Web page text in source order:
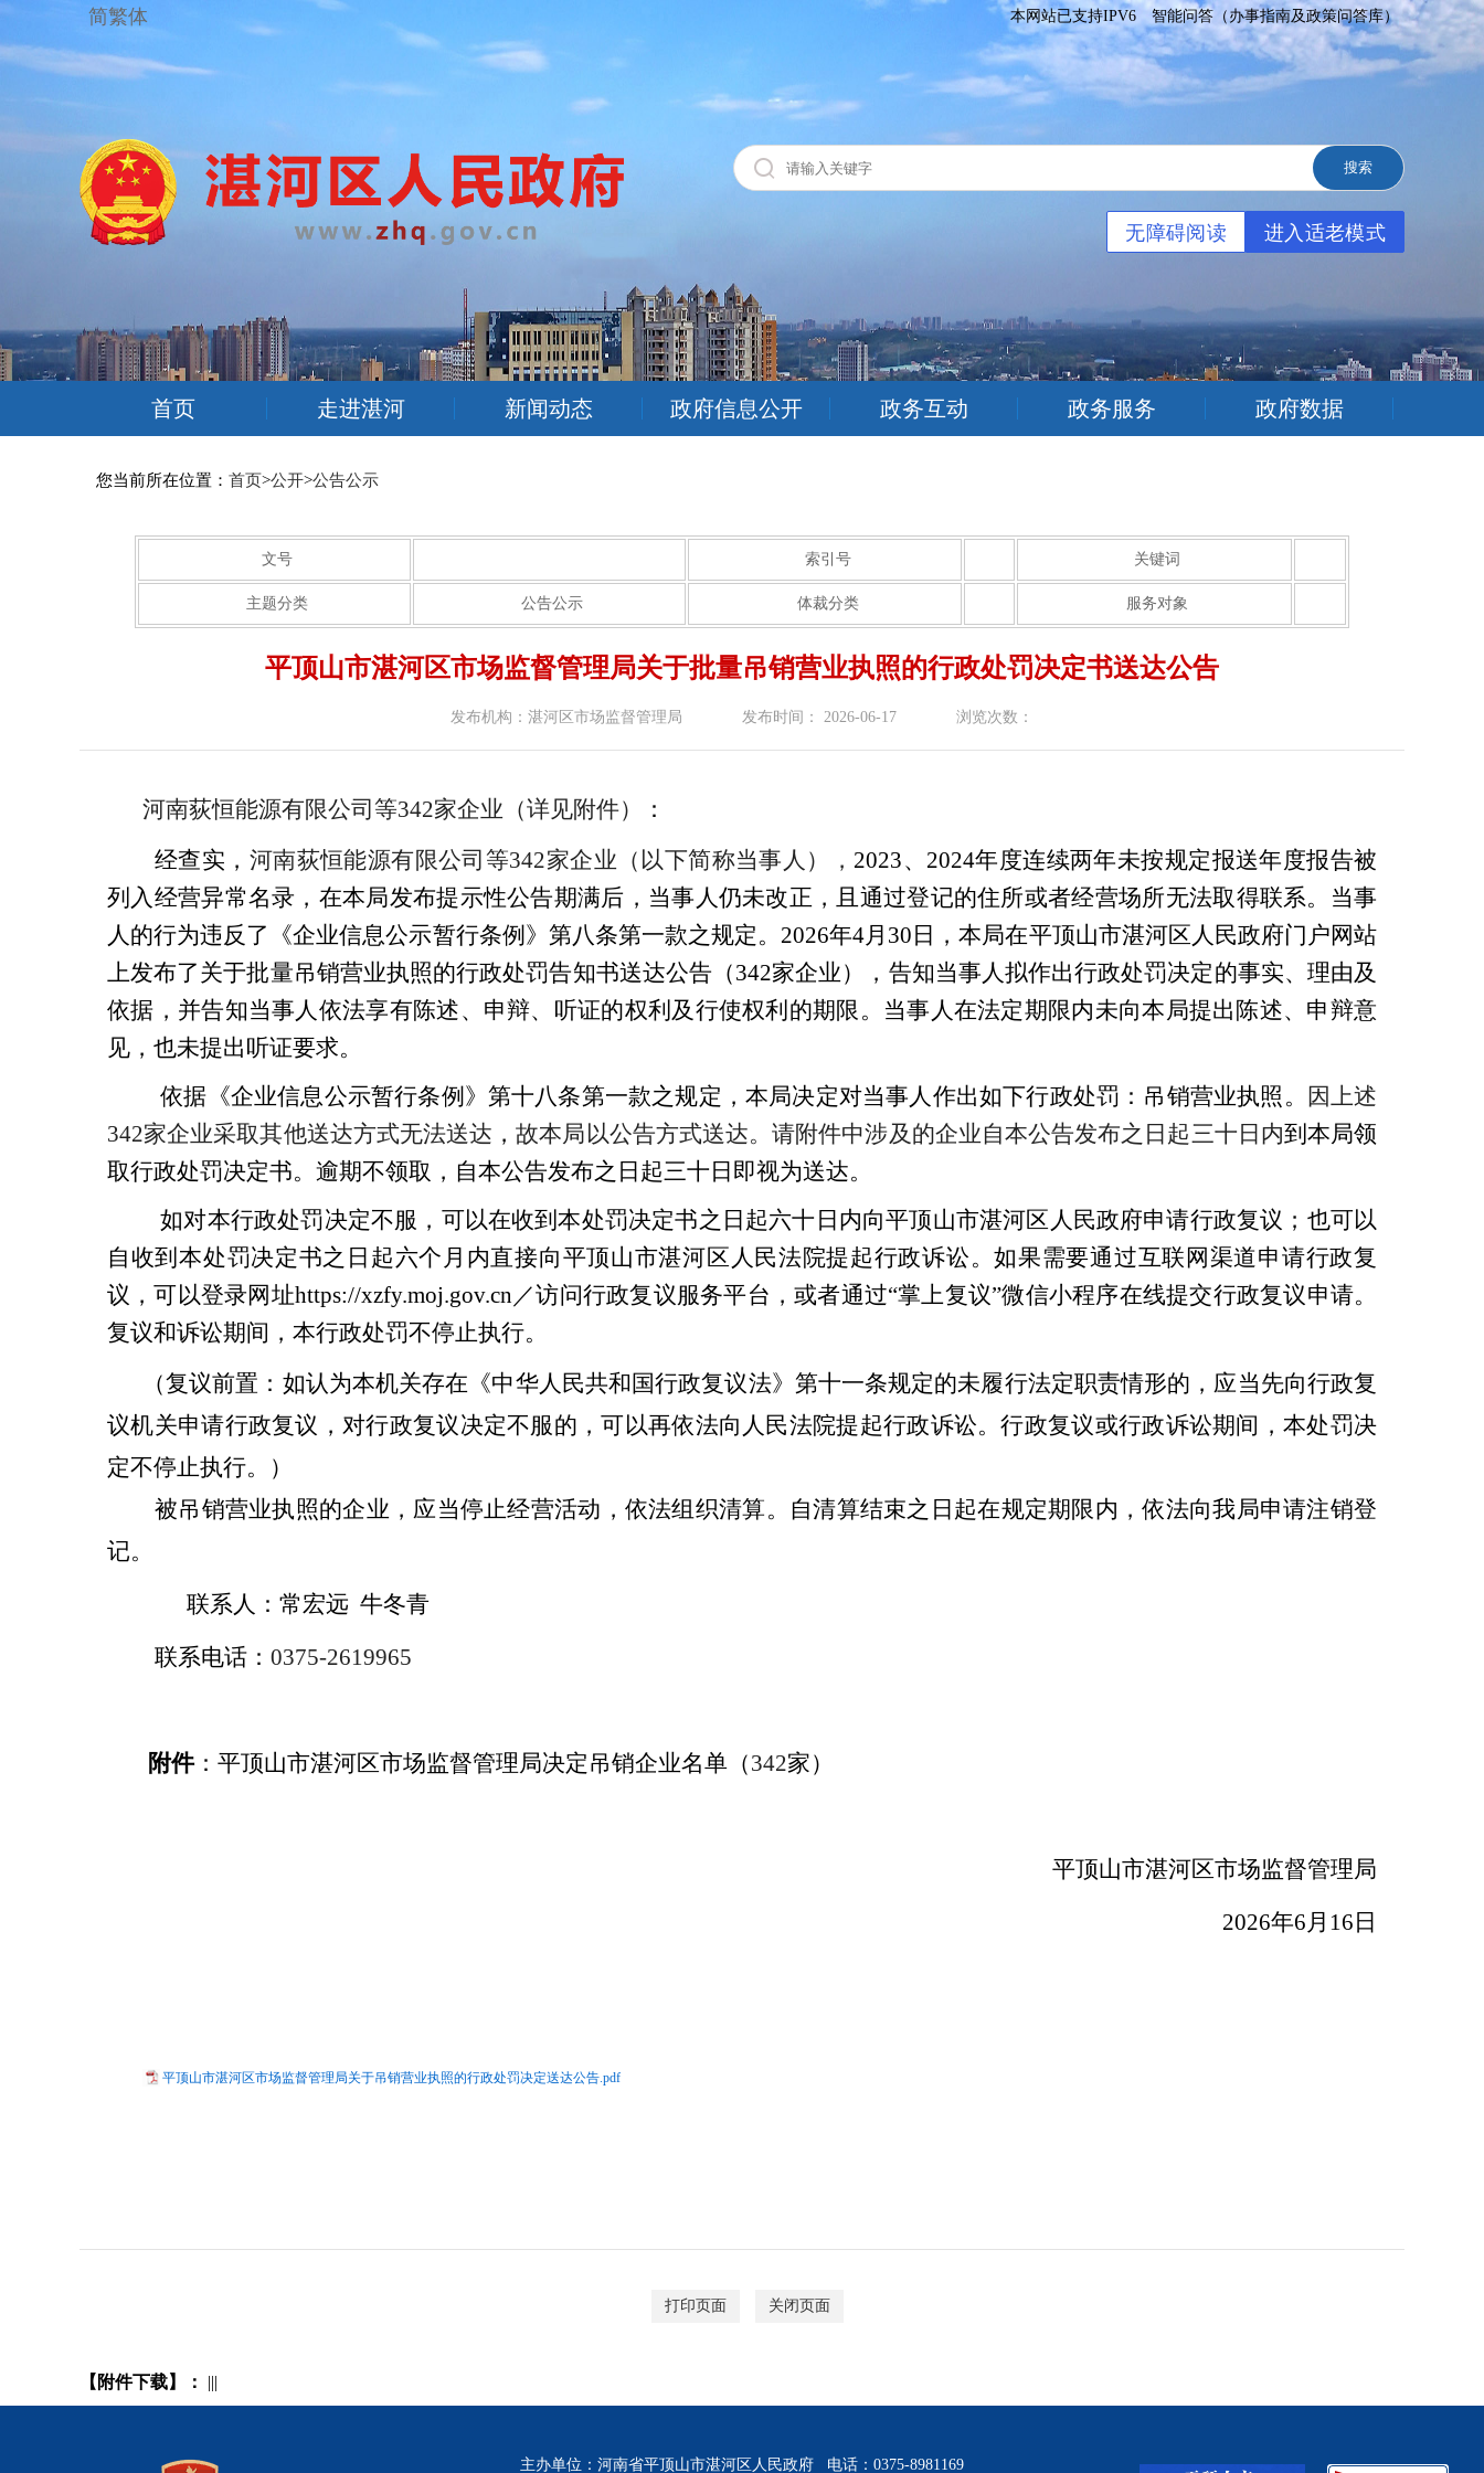
简繁体 本网站已支持IPV6 智能问答（办事指南及政策问答库）
进入适老模式
无障碍阅读
首页 走进湛河 新闻动态 政府信息公开 政务互动 政务服务 政府数据
您当前所在位置： 首页>公开>公告公示
文号 索引号 关键词
主题分类 公告公示 体裁分类 服务对象
平顶山市湛河区市场监督管理局关于批量吊销营业执照的行政处罚决定书送达公告
发布机构：湛河区市场监督管理局 发布时间： 2026-06-17 浏览次数：
河南荻恒能源有限公司 等342家企业 （详见附件）
：
经查实， 河南荻恒能源有限公司 等342家企业（以下简称当事人） ， 2023、 2024年度连续两年未按规定报送年度报告被
列入经营异常名录 ， 在本局发布提示性公告期满后，当事人仍未改正，且通过登记的住所或者经营场所无法取得联系。 当事
人的行为违反了
《企业信息公示暂行条例》第八条第一款之规定。 2026年4月 30 日 ，本局在平顶山市湛河区人民政府门户网站
上发布了关于批量吊销营业执照的行政处罚告知书送达公告（342家企业）， 告知当事人拟作出行政处罚决定的事实、理由及
依据，并告知当事人依法享有陈述、申辩、听证的权利及行使权利的期限。当事人在法定期限内未向本局提出陈述、申辩意
见，也未提出听证要求。
依据 《企业信息公示暂行条例》第十八条第一款之规定，本局决定对当事人作出如下行政处罚 ： 吊销营业执照 。
因上述
342家企业采取其他送达方式无法送达 ，故本局以公告方式送达。请附件中涉及的企业自本公告发布之日起三十日内到本局领
取行政处罚决定书。 逾期不领取 ， 自本公告发布之日起三十日 即视为送达。
如对本行政处罚决定不服，可以在收到本处罚决定书之日起六十日内向平顶山市湛河区人民政府申请行政复议；也可以
自收到本处罚决定书之日起六个月内直接向平顶山市湛河区人民法院提起行政诉讼。如果需要通过互联网渠道申请行政复
议，可以登录网址https://xzfy.moj.gov.cn／访问行政复议服务平台，或者通过“掌上复议”微信小程序在线提交行政复议申请。
复议和诉讼期间，本行政处罚不停止执行。
（复议前置：如认为本机关存在《中华人民共和国行政复议法》第十一条规定的未履行法定职责情形的，应当先向行政复
议机关申请行政复议，对行政复议决定不服的，可以再依法向人民法院提起行政诉讼。行政复议或行政诉讼期间，本处罚决
定不停止执行。）
被吊销营业执照的企业，应当停止经营活动，依法组织清算。自清算结束之日起在规定期限内，依法向我局申请注销登
记。
联系人： 常宏远 牛冬青
联系电话： 0375-2619965
附件： 平顶山市湛河区市场监督管理局决定吊销企业名单（342家）
平顶山市湛河区市场监督管理局
2026年6月16日
平顶山市湛河区市场监督管理局关于吊销营业执照的行政处罚决定送达公告.pdf
打印页面 关闭页面
【附件下载】： |||
主办单位：河南省平顶山市湛河区人民政府 电话：0375-8981169